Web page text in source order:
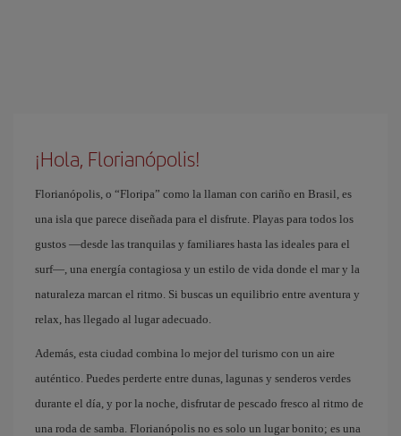
¡Hola, Florianópolis!
Florianópolis, o “Floripa” como la llaman con cariño en Brasil, es
una isla que parece diseñada para el disfrute. Playas para todos los
gustos —desde las tranquilas y familiares hasta las ideales para el
surf—, una energía contagiosa y un estilo de vida donde el mar y la
naturaleza marcan el ritmo. Si buscas un equilibrio entre aventura y
relax, has llegado al lugar adecuado.
Además, esta ciudad combina lo mejor del turismo con un aire
auténtico. Puedes perderte entre dunas, lagunas y senderos verdes
durante el día, y por la noche, disfrutar de pescado fresco al ritmo de
una roda de samba. Florianópolis no es solo un lugar bonito; es una